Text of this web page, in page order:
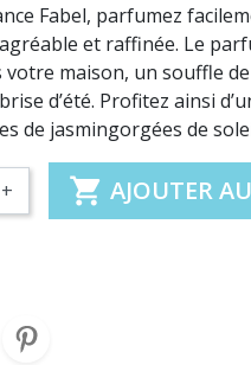
Fabel, parfumez
et raffinée. Le
maison, un souffle
d’été. Profitez ainsi
de jasmingorgées de
+  AJOUTER